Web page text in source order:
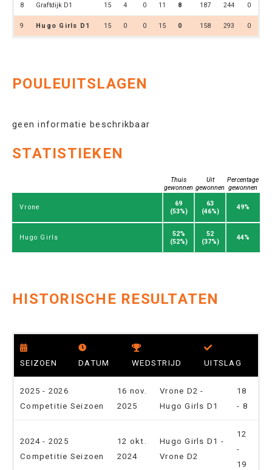
8 Graftdijk D1 15 4 0 11 8 187 244 0
9 Hugo Girls D1 15 0 0 15 0 158 293 0
POULEUITSLAGEN
geen informatie beschrikbaar
STATISTIEKEN
Thuis
gewonnen
Uit
gewonnen
Percentage
gewonnen
Vrone
69
(53%)
63
(46%)
49%
Hugo Girls
52%
(52%)
52
(37%)
44%
HISTORISCHE RESULTATEN
SEIZOEN DATUM WEDSTRIJD UITSLAG
2025 - 2026
Competitie Seizoen
16 nov.
2025
Vrone D2 -
Hugo Girls D1
18
- 8
2024 - 2025
Competitie Seizoen
12 okt.
2024
Hugo Girls D1 -
Vrone D2
12
-
19